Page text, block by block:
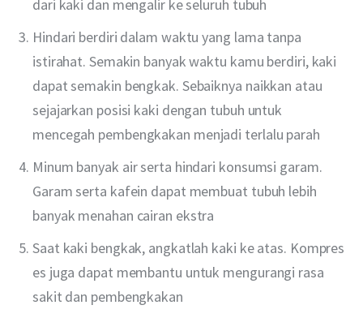
dari kaki dan mengalir ke seluruh tubuh
Hindari berdiri dalam waktu yang lama tanpa
istirahat. Semakin banyak waktu kamu berdiri, kaki
dapat semakin bengkak. Sebaiknya naikkan atau
sejajarkan posisi kaki dengan tubuh untuk
mencegah pembengkakan menjadi terlalu parah
Minum banyak air serta hindari konsumsi garam.
Garam serta kafein dapat membuat tubuh lebih
banyak menahan cairan ekstra
Saat kaki bengkak, angkatlah kaki ke atas. Kompres
es juga dapat membantu untuk mengurangi rasa
sakit dan pembengkakan